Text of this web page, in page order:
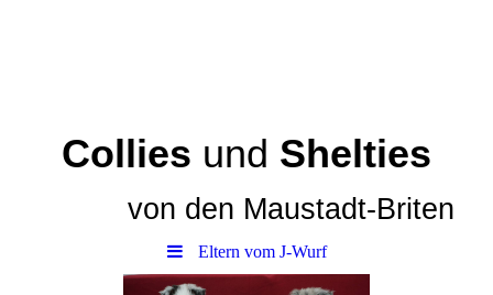
Collies und Shelties
von den Maustadt-Briten
Eltern vom J-Wurf